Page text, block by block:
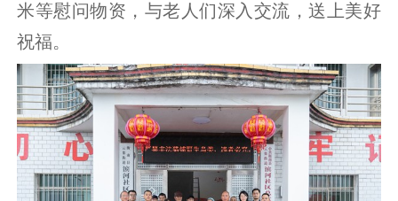
米等慰问物资，与老人们深入交流，送上美好
祝福。